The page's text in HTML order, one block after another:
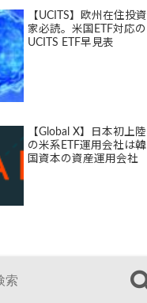
【UCITS】欧州在住投資
家必読。米国ETF対応の
UCITS ETF早見表
【Global X】日本初上陸
の米系ETF運用会社は韓
国資本の資産運用会社